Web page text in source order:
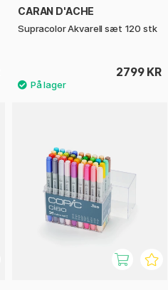
CARAN D'ACHE
Supracolor Akvarell sæt 120 stk
2799 KR